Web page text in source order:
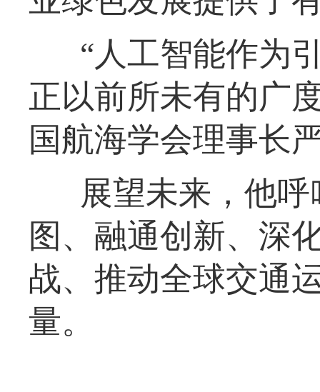
“人工智能作为
正以前所未有的广
国航海学会理事长
展望未来，他
图、融通创新、深
战、推动全球交通
量。